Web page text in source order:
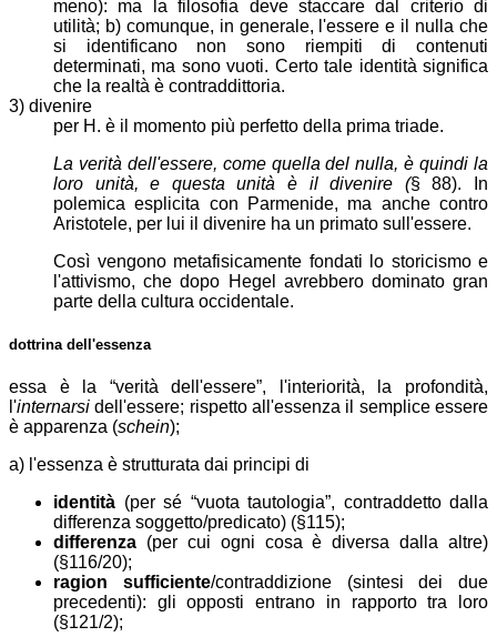
meno): ma la filosofia deve staccare dal criterio di
utilità; b) comunque, in generale, l'essere e il nulla che
si identificano non sono riempiti di contenuti
determinati, ma sono vuoti. Certo tale identità significa
che la realtà è contraddittoria.
3) divenire
per H. è il momento più perfetto della prima triade.
La verità dell'essere, come quella del nulla, è quindi la
loro unità, e questa unità è il divenire (§ 88). In
polemica esplicita con Parmenide, ma anche contro
Aristotele, per lui il divenire ha un primato sull'essere.
Così vengono metafisicamente fondati lo storicismo e
l'attivismo, che dopo Hegel avrebbero dominato gran
parte della cultura occidentale.
dottrina dell'essenza
essa è la “verità dell'essere”, l'interiorità, la profondità,
l'internarsi dell'essere; rispetto all'essenza il semplice essere
è apparenza (schein);
a) l'essenza è strutturata dai principi di
identità (per sé “vuota tautologia”, contraddetto dalla
differenza soggetto/predicato) (§115);
differenza (per cui ogni cosa è diversa dalla altre)
(§116/20);
ragion sufficiente/contraddizione (sintesi dei due
precedenti): gli opposti entrano in rapporto tra loro
(§121/2);